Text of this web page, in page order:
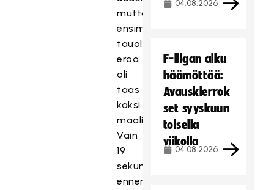
mutta
ensimmäisellä
tauolla
eroa
oli
taas
kaksi
maalia.
Vain
19
sekuntia
ennen
04.08.2026
F-liigan alku
häämöttää:
Avauskierrok
set syyskuun
toisella
viikolla
04.08.2026